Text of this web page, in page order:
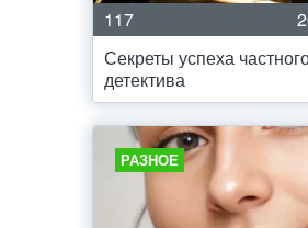
117
Секреты успеха
детектива
РАЗНОЕ